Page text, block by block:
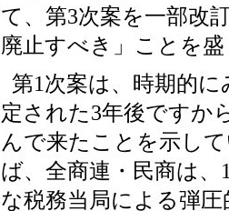
て、第3次案を一部改
廃止すべき」ことを
第1次案は、時期的
定された3年後ですか
んで来たことを示し
ば、全商連・民商は、
な税務当局による弾